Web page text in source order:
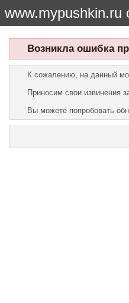
Возникла ошибка
К сожалению, на данный
Приносим свои извинения
Вы можете попробовать